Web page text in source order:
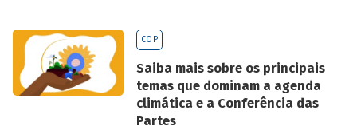
COP
Saiba mais sobre os principais
temas que dominam a agenda
climática e a Conferência das
Partes